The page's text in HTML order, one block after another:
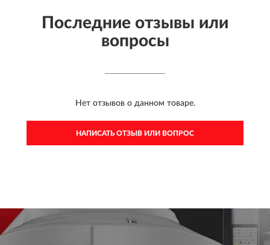
Последние отзывы или
вопросы
Нет отзывов о данном товаре.
НАПИСАТЬ ОТЗЫВ ИЛИ ВОПРОС